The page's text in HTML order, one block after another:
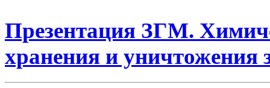
Презентация ЗГМ.
хранения и уничтожения